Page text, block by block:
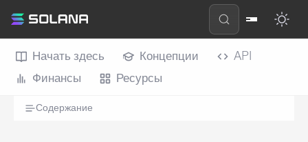
Начать здесь Концепции
API
Финансы
Ресурсы
Содержание